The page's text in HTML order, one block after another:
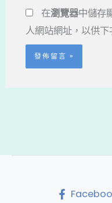
址
*
網
址
在瀏覽器中儲存
人網站網址，以供